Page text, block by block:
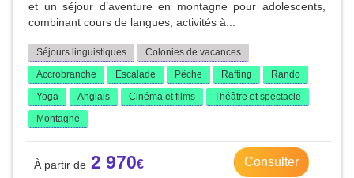
et un séjour d’aventure en montagne pour adolescents,
combinant cours de langues, activités à...
Séjours linguistiques
Colonies de vacances
Accrobranche
Escalade Pêche Rafting
Rando
Yoga
Anglais Cinéma et films
Théâtre et spectacle
Montagne
2 970 Consulter